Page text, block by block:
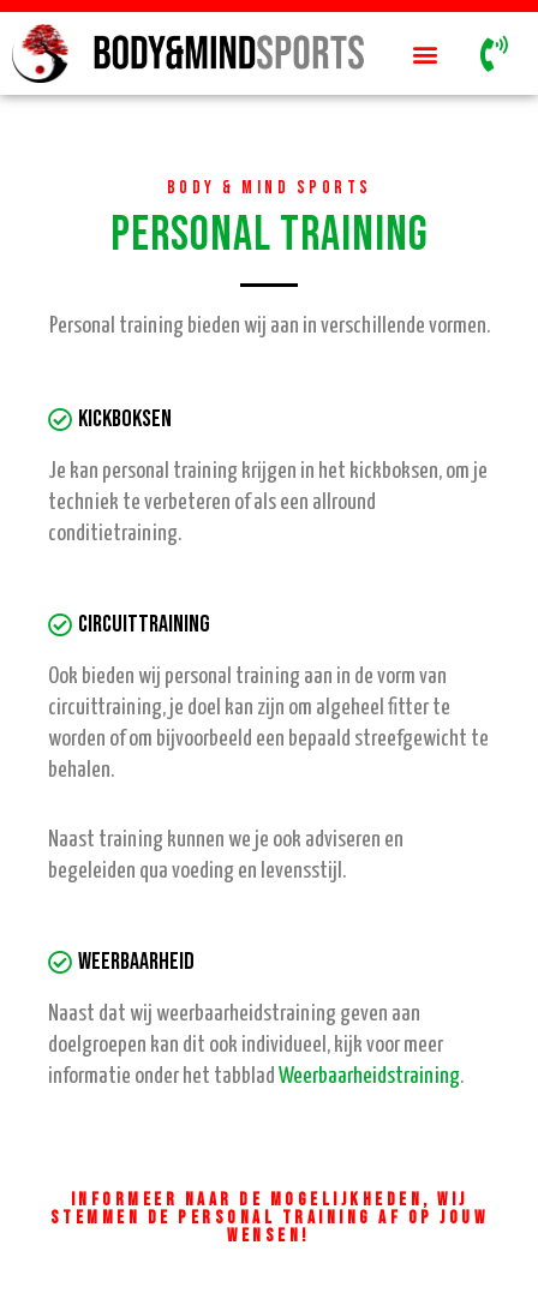
Body & Mind Sports
Personal training
Personal training bieden wij aan in verschillende vormen.
Kickboksen
Je kan personal training krijgen in het kickboksen, om je
techniek te verbeteren of als een allround
conditietraining.
Circuittraining
Ook bieden wij personal training aan in de vorm van
circuittraining, je doel kan zijn om algeheel fitter te
worden of om bijvoorbeeld een bepaald streefgewicht te
behalen.
Naast training kunnen we je ook adviseren en
begeleiden qua voeding en levensstijl.
Weerbaarheid
Naast dat wij weerbaarheidstraining geven aan
doelgroepen kan dit ook individueel, kijk voor meer
informatie onder het tabblad Weerbaarheidstraining.
Informeer naar de mogelijkheden, wij
stemmen de personal training af op jouw
wensen!